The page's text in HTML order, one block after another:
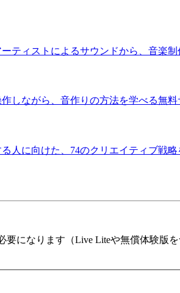
ティストによるサウンドから、音楽制
しながら、音作りの方法を学べる無料
人に向けた、74のクリエイティブ戦略
要になります（Live Liteや無償体験